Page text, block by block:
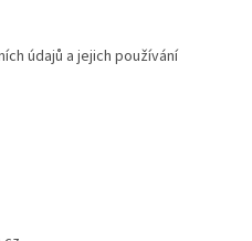
údajů a jejich používání